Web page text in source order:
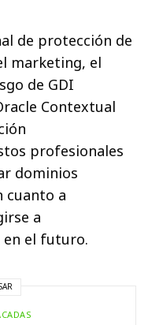
de protección de
marketing, el
de GDI
Contextual
profesionales
dominios
cuanto a
a
en el futuro.